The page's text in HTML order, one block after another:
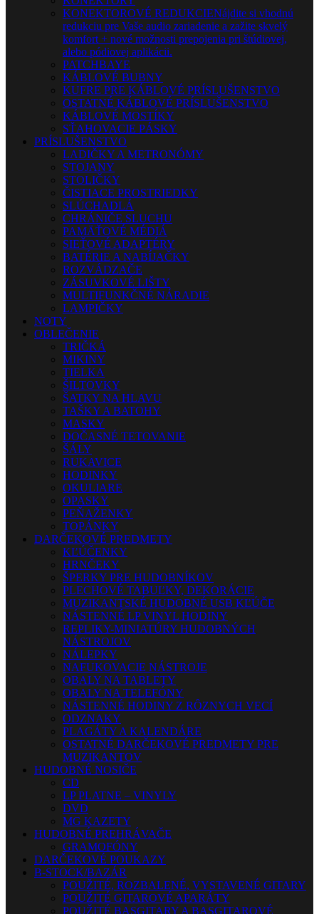
KONEKTOROVÉ REDUKCIENájdite si vhodnú
redukciu pre Vaše audio zariadenie a zažite skvelý
komfort + nové možnosti prepojenia pri štúdiovej,
alebo pódiovej aplikácii.
PATCHBAYE
KÁBLOVÉ BUBNY
KUFRE PRE KÁBLOVÉ PRÍSLUŠENSTVO
OSTATNÉ KÁBLOVÉ PRÍSLUŠENSTVO
KÁBLOVÉ MOSTÍKY
SŤAHOVACIE PÁSKY
PRÍSLUŠENSTVO
LADIČKY A METRONÓMY
STOJANY
STOLIČKY
ČISTIACE PROSTRIEDKY
SLÚCHADLÁ
CHRÁNIČE SLUCHU
PAMÄŤOVÉ MÉDIÁ
SIEŤOVÉ ADAPTÉRY
BATÉRIE A NABÍJAČKY
ROZVÁDZAČE
ZÁSUVKOVÉ LIŠTY
MULTIFUNKČNÉ NÁRADIE
LAMPIČKY
NOTY
OBLEČENIE
TRIČKÁ
MIKINY
TIELKA
ŠILTOVKY
ŠATKY NA HLAVU
TAŠKY A BATOHY
MASKY
DOČASNÉ TETOVANIE
ŠÁLY
RUKAVICE
HODINKY
OKULIARE
OPASKY
PEŇAŽENKY
TOPÁNKY
DARČEKOVÉ PREDMETY
KĽÚČENKY
HRNČEKY
ŠPERKY PRE HUDOBNÍKOV
PLECHOVÉ TABUĽKY, DEKORÁCIE
MUZIKANTSKÉ HUDOBNÉ USB KĽÚČE
NÁSTENNÉ LP VINYL HODINY
REPLIKY-MINIATÚRY HUDOBNÝCH
NÁSTROJOV
NÁLEPKY
NAFUKOVACIE NÁSTROJE
OBALY NA TABLETY
OBALY NA TELEFÓNY
NÁSTENNÉ HODINY Z RÔZNYCH VECÍ
ODZNAKY
PLAGÁTY A KALENDÁRE
OSTATNÉ DARČEKOVÉ PREDMETY PRE
MUZIKANTOV
HUDOBNÉ NOSIČE
CD
LP PLATNE – VINYLY
DVD
MG KAZETY
HUDOBNÉ PREHRÁVAČE
GRAMOFÓNY
DARČEKOVÉ POUKAZY
B-STOCK/BAZÁR
POUŽITÉ, ROZBALENÉ, VYSTAVENÉ GITARY
POUŽITÉ GITAROVÉ APARÁTY
POUŽITÉ BASGITARY A BASGITAROVÉ